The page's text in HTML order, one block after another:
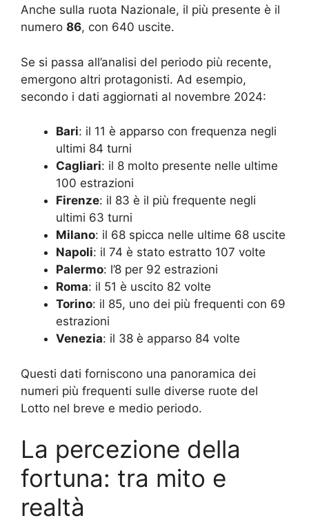
Anche sulla ruota Nazionale, il più presente è il
numero 86, con 640 uscite.
Se si passa all’analisi del periodo più recente,
emergono altri protagonisti. Ad esempio,
secondo i dati aggiornati al novembre 2024:
Bari: il 11 è apparso con frequenza negli
ultimi 84 turni
Cagliari: il 8 molto presente nelle ultime
100 estrazioni
Firenze: il 83 è il più frequente negli
ultimi 63 turni
Milano: il 68 spicca nelle ultime 68 uscite
Napoli: il 74 è stato estratto 107 volte
Palermo: l’8 per 92 estrazioni
Roma: il 51 è uscito 82 volte
Torino: il 85, uno dei più frequenti con 69
estrazioni
Venezia: il 38 è apparso 84 volte
Questi dati forniscono una panoramica dei
numeri più frequenti sulle diverse ruote del
Lotto nel breve e medio periodo.
La percezione della
fortuna: tra mito e
realtà